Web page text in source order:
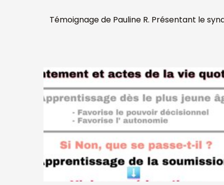
Témoignage de Pauline R. Présentant le